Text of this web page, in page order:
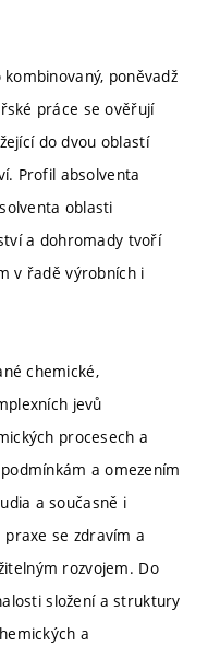
poněvadž
práce se ověřují
do dvou oblastí
Profil absolventa
oblasti
a dohromady tvoří
v řadě výrobních i
chemické,
jevů
procesech a
a omezením
a současně i
se zdravím a
rozvojem. Do
složení a struktury
a